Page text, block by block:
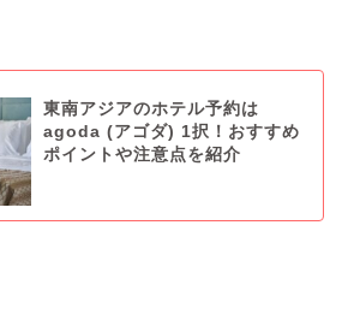
東南アジアのホテル予約は
agoda (アゴダ) 1択！おすすめ
ポイントや注意点を紹介